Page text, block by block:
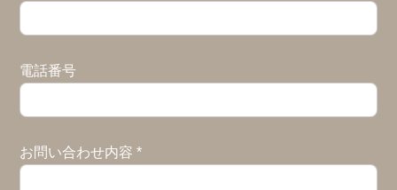
電話番号
お問い合わせ内容*